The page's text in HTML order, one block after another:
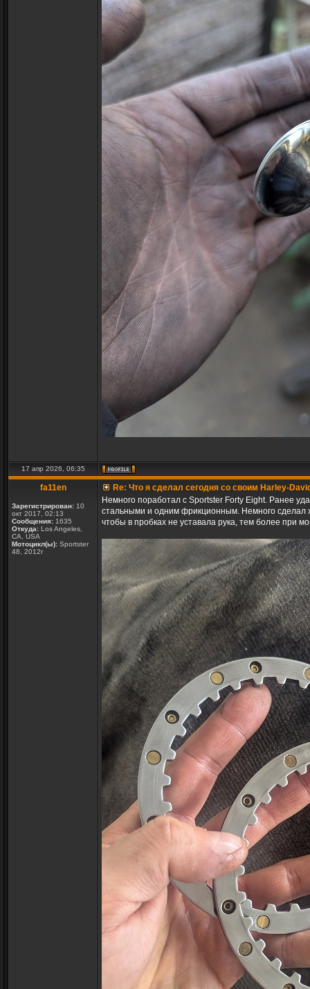
17 апр 2026, 06:35
fa11en
Зарегистрирован: 10
окт 2017, 02:13
Сообщения: 1635
Откуда: Los Angeles,
CA, USA
Мотоцикл(ы): Sportster
48, 2012г
Re: Что я сделал сегодня со своим Harley-
Немного поработал с Sportster Forty Eight. Ранее
стальными и одним фрикционным. Немного сделал
чтобы в пробках не уставала рука, тем более при